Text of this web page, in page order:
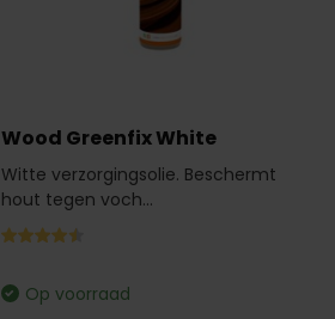
Wood Greenfix White
Witte verzorgingsolie. Beschermt
hout tegen voch...
Op voorraad